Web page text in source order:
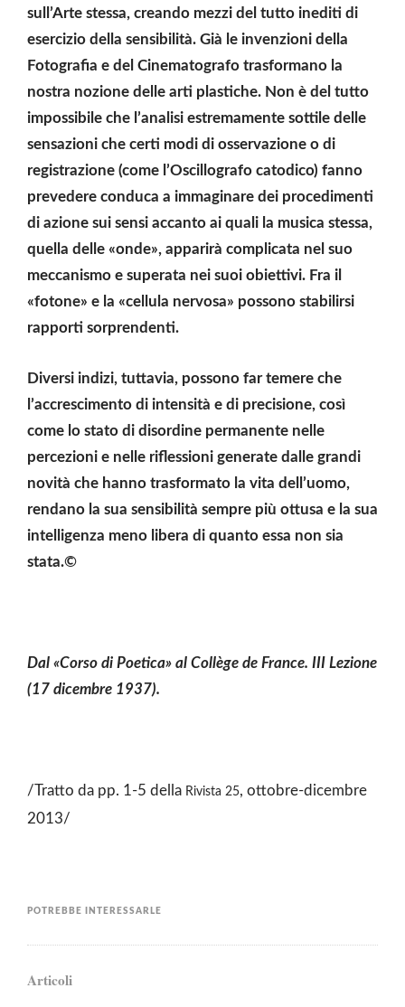
sull’Arte stessa, creando mezzi del tutto inediti di
esercizio della sensibilità. Già le invenzioni della
Fotografia e del Cinematografo trasformano la
nostra nozione delle arti plastiche. Non è del tutto
impossibile che l’analisi estremamente sottile delle
sensazioni che certi modi di osservazione o di
registrazione (come l’Oscillografo catodico) fanno
prevedere conduca a immaginare dei procedimenti
di azione sui sensi accanto ai quali la musica stessa,
quella delle «onde», apparirà complicata nel suo
meccanismo e superata nei suoi obiettivi. Fra il
«fotone» e la «cellula nervosa» possono stabilirsi
rapporti sorprendenti.
Diversi indizi, tuttavia, possono far temere che
l’accrescimento di intensità e di precisione, così
come lo stato di disordine permanente nelle
percezioni e nelle riflessioni generate dalle grandi
novità che hanno trasformato la vita dell’uomo,
rendano la sua sensibilità sempre più ottusa e la sua
intelligenza meno libera di quanto essa non sia
stata.©
Dal «Corso di Poetica» al Collège de France. III Lezione
(17 dicembre 1937).
/Tratto da pp. 1-5 della Rivista 25, ottobre-dicembre
2013/
POTREBBE INTERESSARLE
Articoli